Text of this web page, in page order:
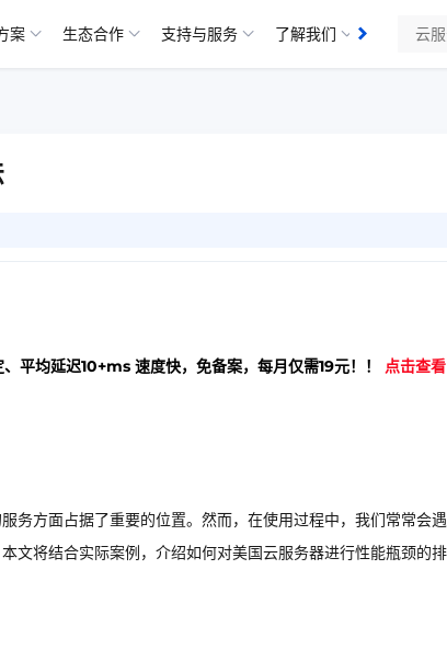
案 生态合作 支持与服务
了解我们
平均延迟10+ms 速度快，免备案，每月仅需19元！！ 点击查看
务方面占据了重要的位置。然而，在使用过程中，我们常常会
文将结合实际案例，介绍如何对美国云服务器进行性能瓶颈的